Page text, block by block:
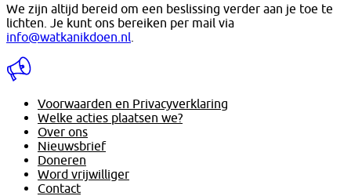
We zijn altijd bereid om een beslissing verder aan je toe te
lichten. Je kunt ons bereiken per mail via
info@watkanikdoen.nl
Voorwaarden en Privacyverklaring
Welke acties plaatsen we?
Over ons
Nieuwsbrief
Doneren
Word vrijwilliger
Contact